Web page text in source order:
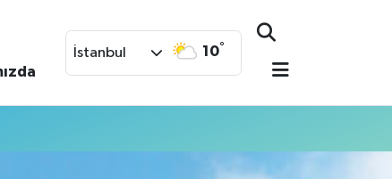
İstanbul 10°